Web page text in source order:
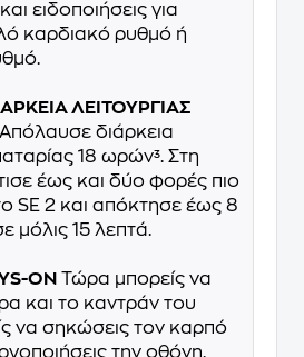
ειδοποιήσεις για
καρδιακό ρυθμό ή
ΛΕΙΤΟΥΡΓΙΑΣ
διάρκεια
18 ωρών³. Στη
έως και δύο φορές πιο
SE 2 και απόκτησε έως 8
μόλις 15 λεπτά.
ON Τώρα μπορείς να
και το καντράν του
να σηκώσεις τον καρπό
την οθόνη.